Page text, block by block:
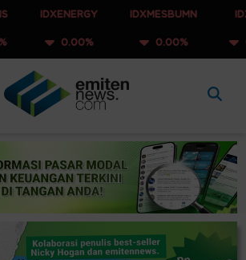
IDXENERGY
0.00%
IDXMESBUMN
0.00%
IDXQ30
0.00%